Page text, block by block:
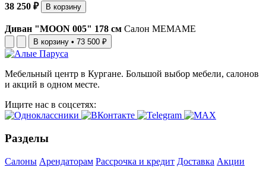
38 250 ₽
В корзину
Диван "MOON 005" 178 см Салон МЕМАМЕ
В корзину • 73 500 ₽
Мебельный центр в Кургане. Большой выбор мебели, салонов
и акций в одном месте.
Ищите нас в соцсетях:
Разделы
Салоны Арендаторам Рассрочка и кредит Доставка Акции